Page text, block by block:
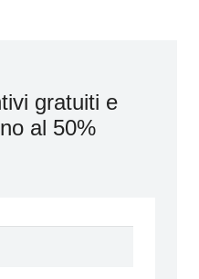
gratuiti e
al 50%